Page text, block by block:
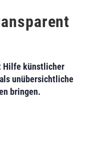
Hilfe künstlicher
unübersichtliche
bringen.